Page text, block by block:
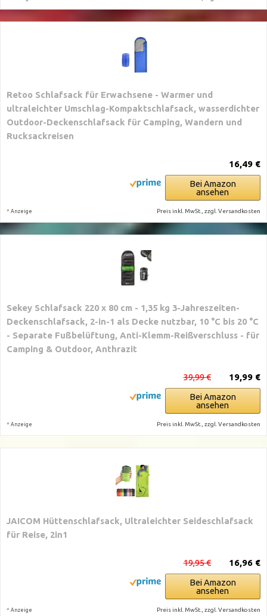
Retoo Schlafsack für Erwachsene - Warmer und
ultraleichter Umschlag-Kompaktschlafsack, wasserdichter
Outdoor-Deckenschlafsack für Camping, Wandern und
Rucksackreisen
16,49 €
Bei Amazon
ansehen
* Anzeige Preis inkl. MwSt., zzgl. Versandkosten
Sekey Schlafsack 220 x 80 cm - 1,35 kg 3-Jahreszeiten-
Deckenschlafsack, 2-in-1 als Decke nutzbar, 10 °C bis 20 °C
- Separate Fußbelüftung, Anti-Klemm-Reißverschluss - für
Camping & Outdoor, Anthrazit
19,99 €
39,99 €
Bei Amazon
ansehen
* Anzeige Preis inkl. MwSt., zzgl. Versandkosten
JAICOM Hüttenschlafsack, Ultraleichter Seideschlafsack
für Reise, 2in1
16,96 €
19,95 €
Bei Amazon
ansehen
* Anzeige Preis inkl. MwSt., zzgl. Versandkosten